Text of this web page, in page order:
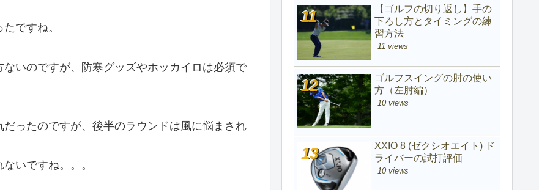
ですね。
いのですが、防寒グッズやホッカイロは必須で
ったのですが、後半のラウンドは風に悩まされ
いですね。。。
【ゴルフの切り返し】手の
下ろし方とタイミングの練
習方法
11 views
ゴルフスイングの肘の使い
方（左肘編）
10 views
XXIO 8 (ゼクシオエイト) ド
ライバーの試打評価
10 views